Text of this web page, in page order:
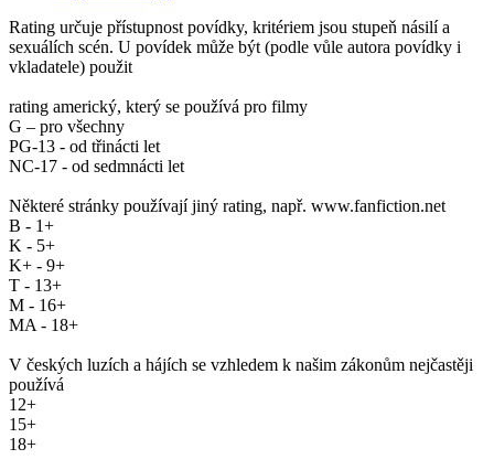
Rating určuje přístupnost povídky, kritériem jsou stupeň násilí a
sexuálích scén. U povídek může být (podle vůle autora povídky i
vkladatele) použit
rating americký, který se používá pro filmy
G – pro všechny
PG-13 - od třinácti let
NC-17 - od sedmnácti let
Některé stránky používají jiný rating, např. www.fanfiction.net
B - 1+
K - 5+
K+ - 9+
T - 13+
M - 16+
MA - 18+
V českých luzích a hájích se vzhledem k našim zákonům nejčastěji
používá
12+
15+
18+